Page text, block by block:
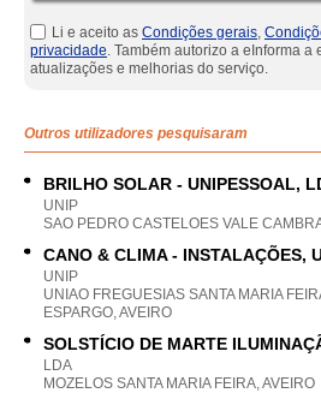
Li e aceito as Condições gerais,
privacidade. Também autorizo a eInforma a
atualizações e melhorias do serviço.
Outros utilizadores pesquisaram
BRILHO SOLAR - UNIPESSOAL,
UNIP
SAO PEDRO CASTELOES VALE
CANO & CLIMA - INSTALAÇÕES,
UNIP
UNIAO FREGUESIAS SANTA MARIA
ESPARGO, AVEIRO
SOLSTÍCIO DE MARTE
LDA
MOZELOS SANTA MARIA FEIRA, AVEIRO